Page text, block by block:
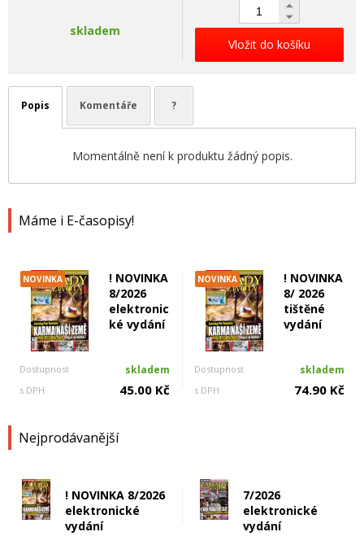
Máme i E-časopisy!
NOVINKA
! NOVINKA
8/2026
elektronic
ké vydání
Dostupnost skladem
s DPH 45.00 Kč
NOVINKA
! NOVINKA
8/ 2026
tištěné
vydání
Dostupnost skladem
s DPH 74.90 Kč
Nejprodávanější
! NOVINKA 8/2026
elektronické
vydání
7/2026
elektronické
vydání
skladem
Vložit do košíku
Popis Komentáře ?
Momentálně není k produktu žádný popis.